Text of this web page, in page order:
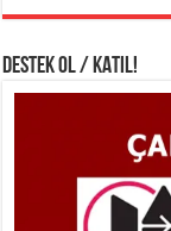
DESTEK OL / KATIL!